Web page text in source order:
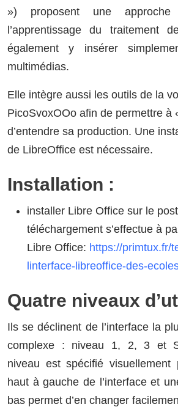
») proposent une approche
l’apprentissage du traitement
également y insérer
multimédias.
Elle intègre aussi les outils de la
PicoSvoxOOo afin de permettre à
d’entendre sa production. Une
de LibreOffice est nécessaire.
Installation :
installer Libre Office sur le
téléchargement s’effectue à
Libre Office: https://primtux.fr/
linterface-libreoffice-des-
Quatre niveaux
Ils se déclinent de l’interface la
complexe : niveau 1, 2, 3 et
niveau est spécifié
haut à gauche de l’interface et
bas permet d’en changer